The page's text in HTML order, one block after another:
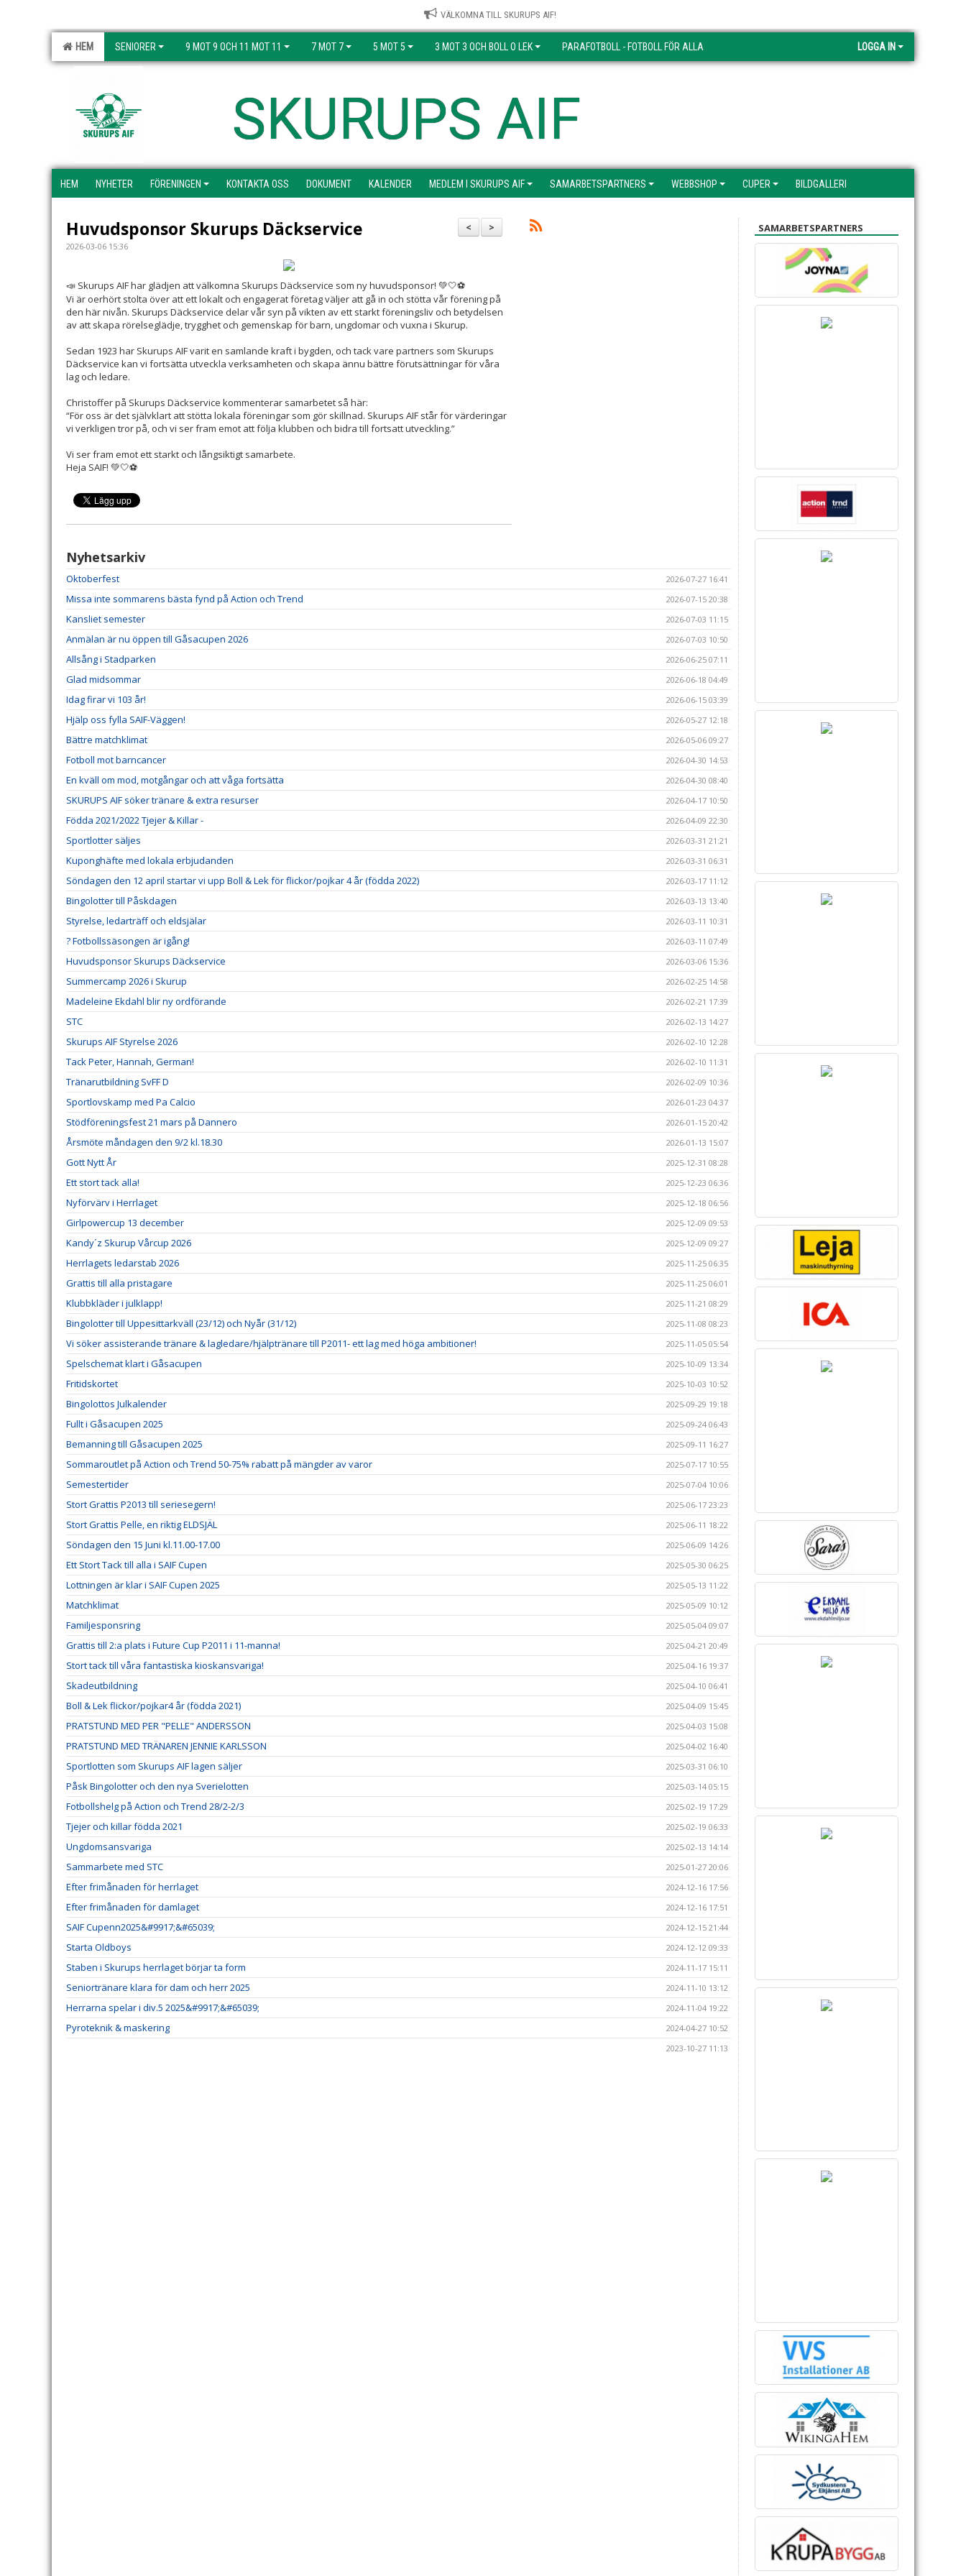
VÄLKOMNA TILL SKURUPS AIF!
HEM SENIORER 9 MOT 9 OCH 11 MOT 11 7 MOT 7 5 MOT 5 3 MOT 3 OCH BOLL O LEK PARAFOTBOLL - FOTBOLL FÖR ALLA LOGGA IN
SKURUPS AIF
HEM NYHETER FÖRENINGEN KONTAKTA OSS DOKUMENT KALENDER MEDLEM I SKURUPS AIF SAMARBETSPARTNERS WEBBSHOP CUPER BILDGALLERI
>
<
Huvudsponsor Skurups Däckservice
2026-03-06 15:36
📣 Skurups AIF har glädjen att välkomna Skurups Däckservice som ny huvudsponsor! 💚🤍⚽
Vi är oerhört stolta över att ett lokalt och engagerat företag väljer att gå in och stötta vår förening på
den här nivån. Skurups Däckservice delar vår syn på vikten av ett starkt föreningsliv och betydelsen
av att skapa rörelseglädje, trygghet och gemenskap för barn, ungdomar och vuxna i Skurup.
Sedan 1923 har Skurups AIF varit en samlande kraft i bygden, och tack vare partners som Skurups
Däckservice kan vi fortsätta utveckla verksamheten och skapa ännu bättre förutsättningar för våra
lag och ledare.
Christoffer på Skurups Däckservice kommenterar samarbetet så här:
“För oss är det självklart att stötta lokala föreningar som gör skillnad. Skurups AIF står för värderingar
vi verkligen tror på, och vi ser fram emot att följa klubben och bidra till fortsatt utveckling.”
Vi ser fram emot ett starkt och långsiktigt samarbete.
Heja SAIF! 💚🤍⚽
Nyhetsarkiv
Oktoberfest 2026-07-27 16:41
Missa inte sommarens bästa fynd på Action och Trend 2026-07-15 20:38
Kansliet semester 2026-07-03 11:15
Anmälan är nu öppen till Gåsacupen 2026 2026-07-03 10:50
Allsång i Stadparken 2026-06-25 07:11
Glad midsommar 2026-06-18 04:49
Idag firar vi 103 år! 2026-06-15 03:39
Hjälp oss fylla SAIF-Väggen! 2026-05-27 12:18
Bättre matchklimat 2026-05-06 09:27
Fotboll mot barncancer 2026-04-30 14:53
En kväll om mod, motgångar och att våga fortsätta 2026-04-30 08:40
SKURUPS AIF söker tränare & extra resurser 2026-04-17 10:50
Födda 2021/2022 Tjejer & Killar - 2026-04-09 22:30
Sportlotter säljes 2026-03-31 21:21
Kuponghäfte med lokala erbjudanden 2026-03-31 06:31
Söndagen den 12 april startar vi upp Boll & Lek för flickor/pojkar 4 år (födda 2022) 2026-03-17 11:12
Bingolotter till Påskdagen 2026-03-13 13:40
Styrelse, ledarträff och eldsjälar 2026-03-11 10:31
? Fotbollssäsongen är igång! 2026-03-11 07:49
Huvudsponsor Skurups Däckservice 2026-03-06 15:36
Summercamp 2026 i Skurup 2026-02-25 14:58
Madeleine Ekdahl blir ny ordförande 2026-02-21 17:39
STC 2026-02-13 14:27
Skurups AIF Styrelse 2026 2026-02-10 12:28
Tack Peter, Hannah, German! 2026-02-10 11:31
Tränarutbildning SvFF D 2026-02-09 10:36
Sportlovskamp med Pa Calcio 2026-01-23 04:37
Stödföreningsfest 21 mars på Dannero 2026-01-15 20:42
Årsmöte måndagen den 9/2 kl.18.30 2026-01-13 15:07
Gott Nytt År 2025-12-31 08:28
Ett stort tack alla! 2025-12-23 06:36
Nyförvärv i Herrlaget 2025-12-18 06:56
Girlpowercup 13 december 2025-12-09 09:53
Kandy´z Skurup Vårcup 2026 2025-12-09 09:27
Herrlagets ledarstab 2026 2025-11-25 06:35
Grattis till alla pristagare 2025-11-25 06:01
Klubbkläder i julklapp! 2025-11-21 08:29
Bingolotter till Uppesittarkväll (23/12) och Nyår (31/12) 2025-11-08 08:23
Vi söker assisterande tränare & lagledare/hjälptränare till P2011- ett lag med höga ambitioner! 2025-11-05 05:54
Spelschemat klart i Gåsacupen 2025-10-09 13:34
Fritidskortet 2025-10-03 10:52
Bingolottos Julkalender 2025-09-29 19:18
Fullt i Gåsacupen 2025 2025-09-24 06:43
Bemanning till Gåsacupen 2025 2025-09-11 16:27
Sommaroutlet på Action och Trend 50-75% rabatt på mängder av varor 2025-07-17 10:55
Semestertider 2025-07-04 10:06
Stort Grattis P2013 till seriesegern! 2025-06-17 23:23
Stort Grattis Pelle, en riktig ELDSJÄL 2025-06-11 18:22
Söndagen den 15 Juni kl.11.00-17.00 2025-06-09 14:26
Ett Stort Tack till alla i SAIF Cupen 2025-05-30 06:25
Lottningen är klar i SAIF Cupen 2025 2025-05-13 11:22
Matchklimat 2025-05-09 10:12
Familjesponsring 2025-05-04 09:07
Grattis till 2:a plats i Future Cup P2011 i 11-manna! 2025-04-21 20:49
Stort tack till våra fantastiska kioskansvariga! 2025-04-16 19:37
Skadeutbildning 2025-04-10 06:41
Boll & Lek flickor/pojkar4 år (födda 2021) 2025-04-09 15:45
PRATSTUND MED PER "PELLE" ANDERSSON 2025-04-03 15:08
PRATSTUND MED TRÄNAREN JENNIE KARLSSON 2025-04-02 16:40
Sportlotten som Skurups AIF lagen säljer 2025-03-31 06:10
Påsk Bingolotter och den nya Sverielotten 2025-03-14 05:15
Fotbollshelg på Action och Trend 28/2-2/3 2025-02-19 17:29
Tjejer och killar födda 2021 2025-02-19 06:33
Ungdomsansvariga 2025-02-13 14:14
Sammarbete med STC 2025-01-27 20:06
Efter frimånaden för herrlaget 2024-12-16 17:56
Efter frimånaden för damlaget 2024-12-16 17:51
SAIF Cupenn2025&#9917;&#65039; 2024-12-15 21:44
Starta Oldboys 2024-12-12 09:33
Staben i Skurups herrlaget börjar ta form 2024-11-17 15:11
Seniortränare klara för dam och herr 2025 2024-11-10 13:12
Herrarna spelar i div.5 2025&#9917;&#65039; 2024-11-04 19:22
Pyroteknik & maskering
2024-04-27 10:52
2023-10-27 11:13
SAMARBETSPARTNERS